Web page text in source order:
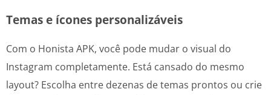
Temas e ícones personalizáveis
Com o Honista APK, você pode mudar o visual do
Instagram completamente. Está cansado do mesmo
layout? Escolha entre dezenas de temas prontos ou crie